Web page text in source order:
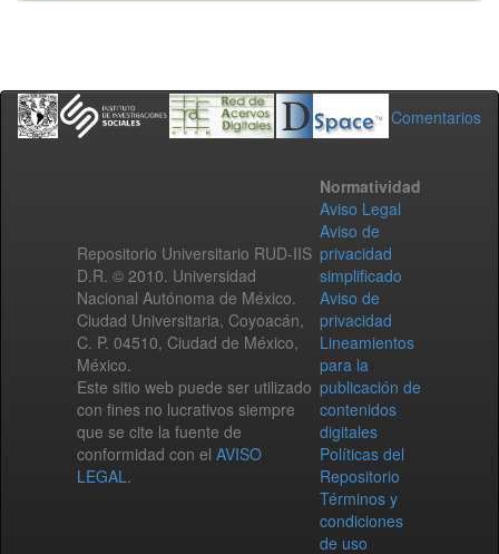
Comentarios
Repositorio Universitario RUD-IIS
D.R. © 2010. Universidad
Nacional Autónoma de México.
Ciudad Universitaria, Coyoacán,
C. P. 04510, Ciudad de México,
México.
Este sitio web puede ser utilizado
con fines no lucrativos siempre
que se cite la fuente de
conformidad con el AVISO
LEGAL.
Normatividad
Aviso Legal
Aviso de
privacidad
simplificado
Aviso de
privacidad
Lineamientos
para la
publicación de
contenidos
digitales
Políticas del
Repositorio
Términos y
condiciones
de uso